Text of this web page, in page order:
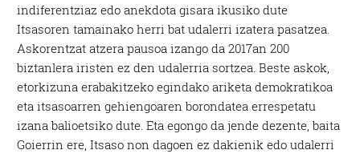
indiferentziaz edo anekdota gisara ikusiko dute
Itsasoren tamainako herri bat udalerri izatera pasatzea.
Askorentzat atzera pausoa izango da 2017an 200
biztanlera iristen ez den udalerria sortzea. Beste askok,
etorkizuna erabakitzeko egindako ariketa demokratikoa
eta itsasoarren gehiengoaren borondatea errespetatu
izana balioetsiko dute. Eta egongo da jende dezente, baita
Goierrin ere, Itsaso non dagoen ez dakienik edo udalerri